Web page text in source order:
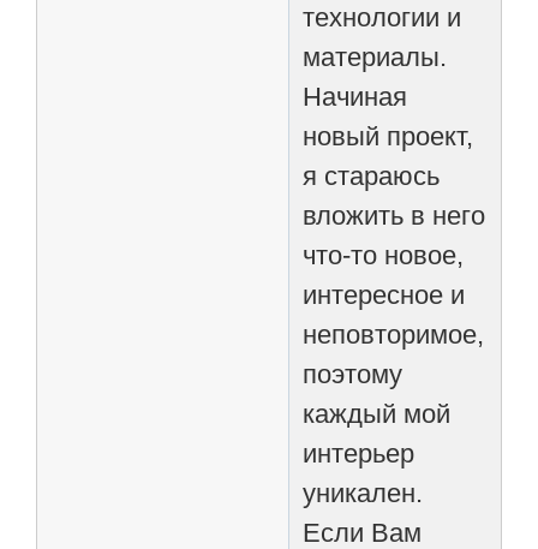
технологии и
материалы.
Начиная
новый проект,
я стараюсь
вложить в него
что-то новое,
интересное и
неповторимое,
поэтому
каждый мой
интерьер
уникален.
Если Вам